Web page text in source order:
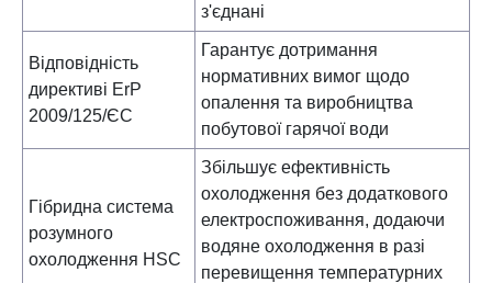
з'єднані
Відповідність
директиві ErP
2009/125/ЄС
Гарантує дотримання
нормативних вимог щодо
опалення та виробництва
побутової гарячої води
Гібридна система
розумного
охолодження HSC
Збільшує ефективність
охолодження без додаткового
електроспоживання, додаючи
водяне охолодження в разі
перевищення температурних